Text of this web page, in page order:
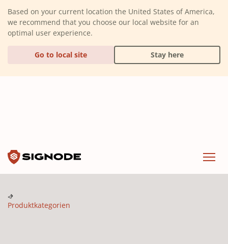
Based on your current location the United States of America,
we recommend that you choose our local website for an
optimal user experience.
Go to local site Stay here
Produktkategorien